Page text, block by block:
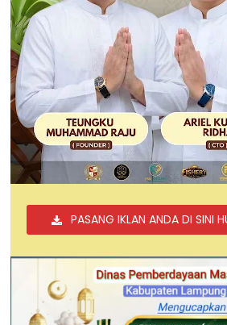
PASANG IKLAN ANDA DI SINI